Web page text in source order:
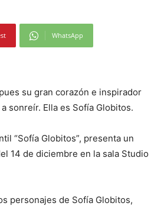
WhatsApp
su gran corazón e inspirador
sonreír. Ella es Sofía Globitos.
“Sofía Globitos”, presenta un
14 de diciembre en la sala Studio
personajes de Sofía Globitos,